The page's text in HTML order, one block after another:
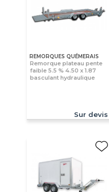
REMORQUES QUÉMERAIS
Remorque plateau pente
faible 5.5 % 4.50 x 1.87
basculant hydraulique
Sur devis